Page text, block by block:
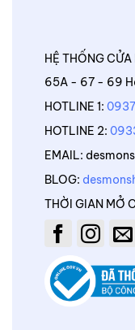
HỆ THỐNG CỬA
65A - 67 - 69
HOTLINE 1:
HOTLINE 2:
EMAIL:
BLOG:
THỜI GIAN MỞ